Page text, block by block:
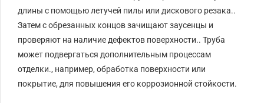
длины с помощью летучей пилы или дискового резака..
Затем с обрезанных концов зачищают заусенцы и
проверяют на наличие дефектов поверхности.. Труба
может подвергаться дополнительным процессам
отделки., например, обработка поверхности или
покрытие, для повышения его коррозионной стойкости.